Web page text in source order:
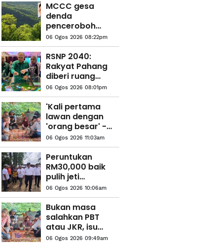
MCCC gesa
denda
penceroboh
tanah dinaikkan
RM20 juta
06 Ogos 2026 08:22pm
RSNP 2040:
Rakyat Pahang
diberi ruang
kemuka
pandangan,
cadangan hala
tuju
pembangunan
negeri
06 Ogos 2026 08:01pm
'Kali pertama
lawan dengan
'orang besar' -
Pesara polis
teruja main dam
dengan MB
Pahang
06 Ogos 2026 11:03am
Peruntukan
RM30,000 baik
pulih jeti
nelayan Sungai
Belat - Wan
Rosdy
06 Ogos 2026 10:06am
Bukan masa
salahkan PBT
atau JKR, isu
pokok tumbang
06 Ogos 2026 09:49am